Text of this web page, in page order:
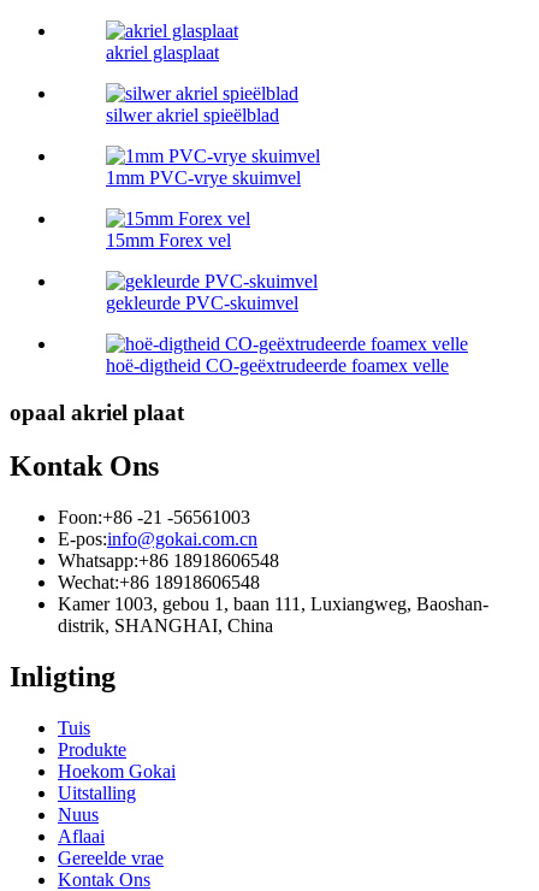
akriel glasplaat
silwer akriel spieëlblad
1mm PVC-vrye skuimvel
15mm Forex vel
gekleurde PVC-skuimvel
hoë-digtheid CO-geëxtrudeerde foamex velle
opaal akriel plaat
Kontak Ons
Foon:+86 -21 -56561003
E-pos:info@gokai.com.cn
Whatsapp:+86 18918606548
Wechat:+86 18918606548
Kamer 1003, gebou 1, baan 111, Luxiangweg, Baoshan-
distrik, SHANGHAI, China
Inligting
Tuis
Produkte
Hoekom Gokai
Uitstalling
Nuus
Aflaai
Gereelde vrae
Kontak Ons